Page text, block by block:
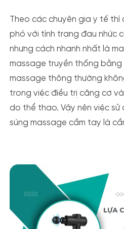
Theo các chuyên gia y tế thì
phó với tình trạng đau nhức
nhưng cách nhanh nhất là
massage truyền thống
massage thông thường
trong việc điều trị căng cơ
do thể thao. Vậy nên việc sử
súng massage cầm tay là